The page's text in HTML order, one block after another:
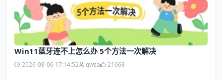
Win11蓝牙连不上怎么办 5个方法一次解决
2026-08-06 17:14:52 qwsa 21668